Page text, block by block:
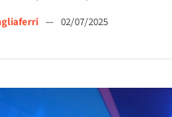
— 02/07/2025